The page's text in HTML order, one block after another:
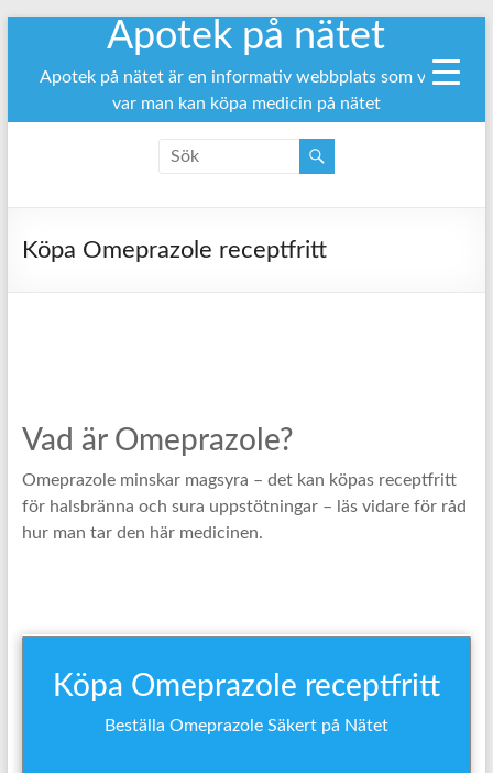
innehåll
Apotek på nätet
Apotek på nätet är en informativ webbplats som visar
var man kan köpa medicin på nätet
Köpa Omeprazole receptfritt
Vad är Omeprazole?
Omeprazole minskar magsyra – det kan köpas receptfritt
för halsbränna och sura uppstötningar – läs vidare för råd
hur man tar den här medicinen.
Köpa Omeprazole receptfritt
Beställa Omeprazole Säkert på Nätet